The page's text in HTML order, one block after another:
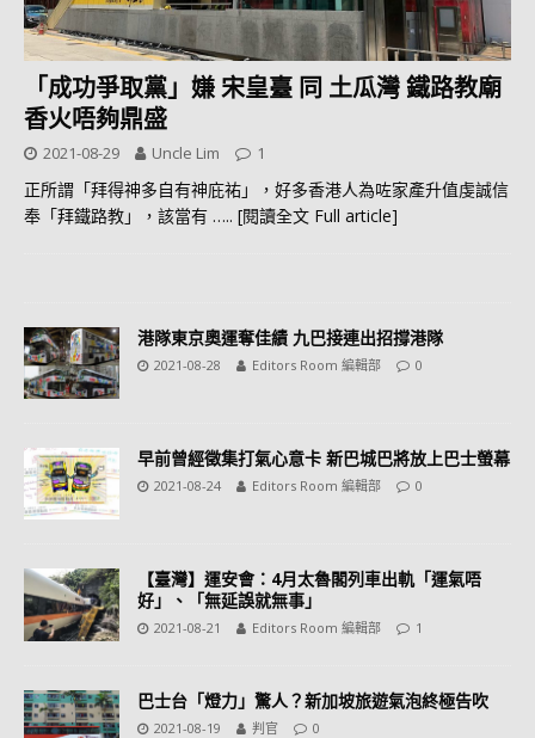
「成功爭取黨」嫌 宋皇臺 同 土瓜灣 鐵路教廟
香火唔夠鼎盛
2021-08-29 Uncle Lim 1
正所謂「拜得神多自有神庇祐」，好多香港人為咗家產升值虔誠信
奉「拜鐵路教」，該當有 ….. [閱讀全文 Full article]
港隊東京奧運奪佳績 九巴接連出招撐港隊
2021-08-28 Editors Room 編輯部 0
早前曾經徵集打氣心意卡 新巴城巴將放上巴士螢幕
2021-08-24 Editors Room 編輯部 0
【臺灣】運安會：4月太魯閣列車出軌「運氣唔
好」、「無延誤就無事」
2021-08-21 Editors Room 編輯部 1
巴士台「燈力」驚人？新加坡旅遊氣泡終極告吹
2021-08-19 判官 0